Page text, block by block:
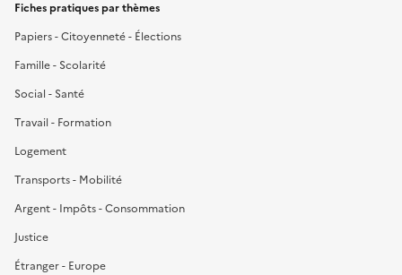
Fiches pratiques par thèmes
Papiers - Citoyenneté - Élections
Famille - Scolarité
Social - Santé
Travail - Formation
Logement
Transports - Mobilité
Argent - Impôts - Consommation
Justice
Étranger - Europe